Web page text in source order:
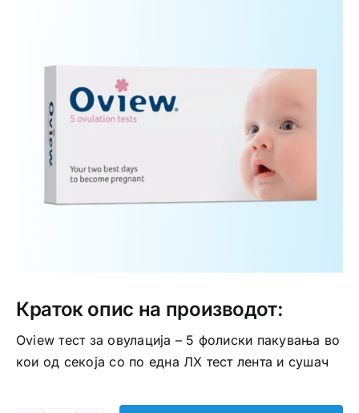
Лична хигиена
Медицински апрати
Краток опис на производот:
Oview тест за овулација – 5 фолиски пакувања во
кои од секоја со по една ЛХ тест лента и сушач